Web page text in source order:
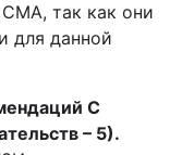
СМА, так как они
для данной
С
– 5).